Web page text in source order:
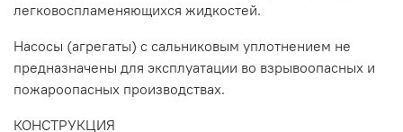
легковоспламеняющихся жидкостей.
Насосы (агрегаты) с сальниковым уплотнением не
предназначены для эксплуатации во взрывоопасных и
пожароопасных производствах.
КОНСТРУКЦИЯ